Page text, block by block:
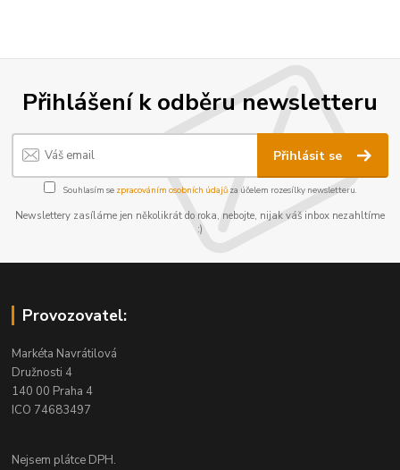
Přihlášení k odběru newsletteru
Přihlásit se
Souhlasím se zpracováním osobních údajůza účelem rozesílky newsletteru.
Newslettery zasíláme jen několikrát do roka, nebojte, nijak váš inbox nezahltíme
:)
Provozovatel:
Markéta Navrátilová
Družnosti 4
140 00 Praha 4
ICO 74683497
Nejsem plátce DPH.